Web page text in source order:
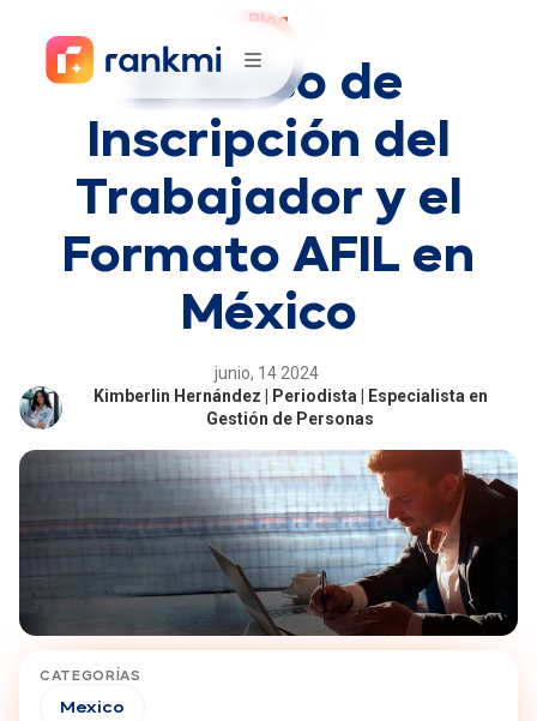
Blog
El Aviso de
Inscripción del
Trabajador y el
Formato AFIL en
México
junio, 14 2024·
Kimberlin Hernández | Periodista | Especialista en
Gestión de Personas
CATEGORÍAS
Mexico